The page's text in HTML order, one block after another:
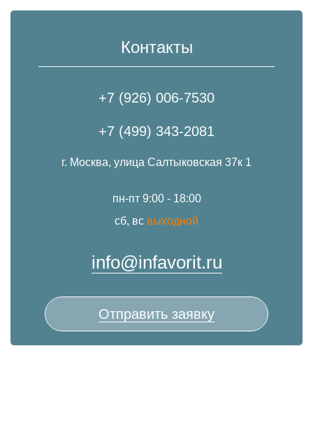
Контакты
+7 (926) 006-7530
+7 (499) 343-2081
г. Москва, улица Салтыковская 37к 1
пн-пт 9:00 - 18:00
сб, вс выходной
info@infavorit.ru
Отправить заявку